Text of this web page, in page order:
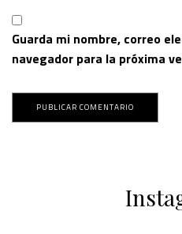
Guarda mi nombre, correo
navegador para la próxima